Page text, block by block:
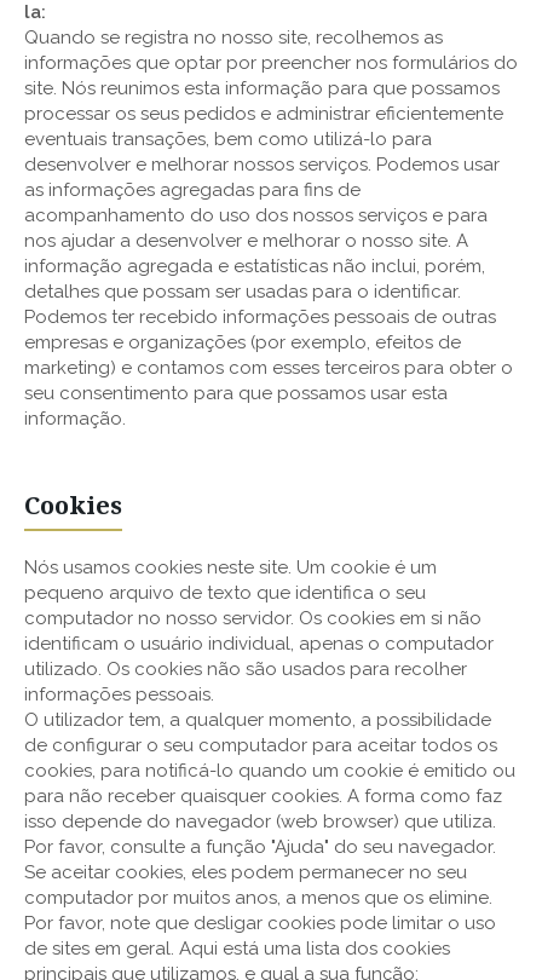
la:
Quando se registra no nosso site, recolhemos as
informações que optar por preencher nos formulários do
site. Nós reunimos esta informação para que possamos
processar os seus pedidos e administrar eficientemente
eventuais transações, bem como utilizá-lo para
desenvolver e melhorar nossos serviços. Podemos usar
as informações agregadas para fins de
acompanhamento do uso dos nossos serviços e para
nos ajudar a desenvolver e melhorar o nosso site. A
informação agregada e estatísticas não inclui, porém,
detalhes que possam ser usadas para o identificar.
Podemos ter recebido informações pessoais de outras
empresas e organizações (por exemplo, efeitos de
marketing) e contamos com esses terceiros para obter o
seu consentimento para que possamos usar esta
informação.
Cookies
Nós usamos cookies neste site. Um cookie é um
pequeno arquivo de texto que identifica o seu
computador no nosso servidor. Os cookies em si não
identificam o usuário individual, apenas o computador
utilizado. Os cookies não são usados para recolher
informações pessoais.
O utilizador tem, a qualquer momento, a possibilidade
de configurar o seu computador para aceitar todos os
cookies, para notificá-lo quando um cookie é emitido ou
para não receber quaisquer cookies. A forma como faz
isso depende do navegador (web browser) que utiliza.
Por favor, consulte a função "Ajuda" do seu navegador.
Se aceitar cookies, eles podem permanecer no seu
computador por muitos anos, a menos que os elimine.
Por favor, note que desligar cookies pode limitar o uso
de sites em geral. Aqui está uma lista dos cookies
principais que utilizamos, e qual a sua função: